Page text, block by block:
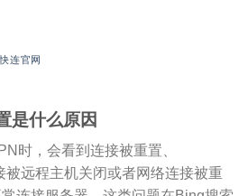
快连官网
是什么原因
时，会看到连接被重置、
被远程主机关闭或者网络连接被重